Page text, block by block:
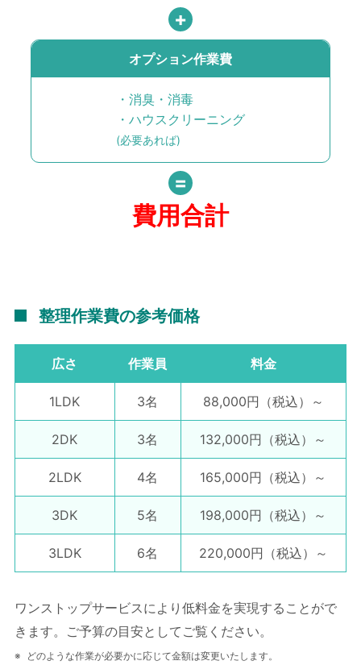
オプション作業費
・消臭・消毒
・ハウスクリーニング
(必要あれば)
費用合計
整理作業費の参考価格
広さ 作業員 料金
1LDK 3名 88,000円 （税込）～
2DK 3名 132,000円 （税込）～
2LDK 4名 165,000円 （税込）～
3DK 5名 198,000円 （税込）～
3LDK 6名 220,000円 （税込）～
ワンストップサービスにより低料金を実現することがで
きます。ご予算の目安としてご覧ください。
どのような作業が必要かに応じて金額は変更いたします。